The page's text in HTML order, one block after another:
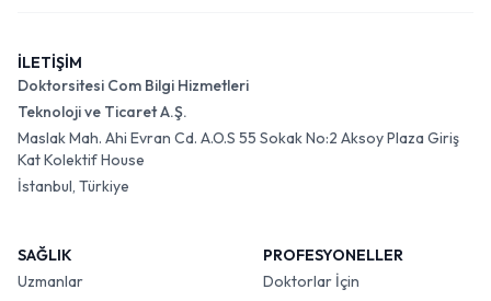
İLETİŞİM
Doktorsitesi Com Bilgi Hizmetleri
Teknoloji ve Ticaret A.Ş.
Maslak Mah. Ahi Evran Cd. A.O.S 55 Sokak No:2 Aksoy Plaza Giriş
Kat Kolektif House
İstanbul, Türkiye
SAĞLIK
Uzmanlar
PROFESYONELLER
Doktorlar İçin